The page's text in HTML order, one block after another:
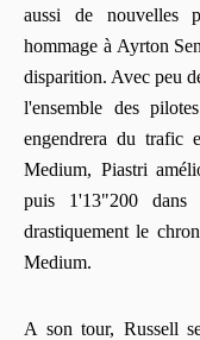
aussi de nouvelles
hommage à Ayrton
disparition. Avec peu
l'ensemble des
engendrera du trafic
Medium, Piastri
puis 1'13"200
drastiquement le
Medium.
A son tour, Russell